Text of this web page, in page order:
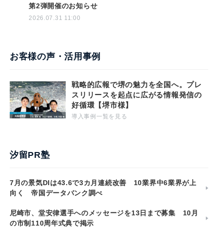
第2弾開催のお知らせ
2026.07.31 11:00
お客様の声・活用事例
戦略的広報で堺の魅力を全国へ。プレ
スリリースを起点に広がる情報発信の
好循環【堺市様】
導入事例一覧を見る
汐留PR塾
7月の景気DIは43.6で3カ月連続改善 10業界中6業界が上
向く 帝国データバンク調べ
尼崎市、堂安律選手へのメッセージを13日まで募集 10月
の市制110周年式典で掲示